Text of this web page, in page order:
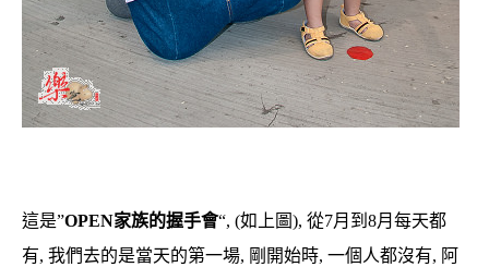
這是”OPEN家族的握手會“, (如上圖), 從7月到8月每天都
有, 我們去的是當天的第一場, 剛開始時, 一個人都沒有, 阿